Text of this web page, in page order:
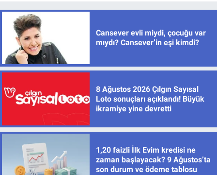
Cansever evli miydi, çocuğu var
mıydı? Cansever’in eşi kimdi?
8 Ağustos 2026 Çılgın Sayısal
Loto sonuçları açıklandı! Büyük
ikramiye yine devretti
1,20 faizli İlk Evim kredisi ne
zaman başlayacak? 9 Ağustos’ta
son durum ve ödeme tablosu